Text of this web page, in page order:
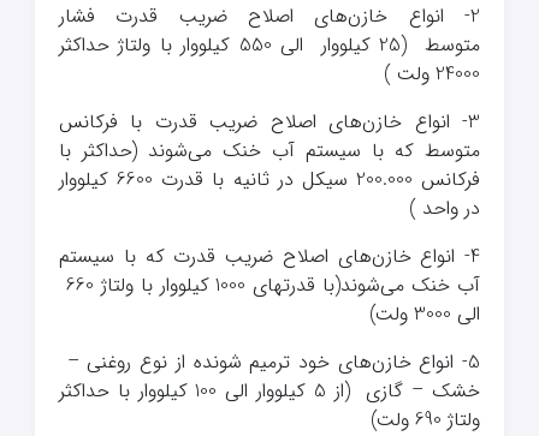
2- انواع خازن‌های اصلاح ضریب قدرت فشار
متوسط (25 کیلووار الی 550 کیلووار با ولتاژ حداکثر
24000 ولت )
3- انواع خازن‌های اصلاح ضریب قدرت با فرکانس
متوسط که با سیستم آب خنک می‌شوند (حداکثر با
فرکانس 200.000 سیکل در ثانیه با قدرت 6600 کیلووار
در واحد )
4- انواع خازن‌های اصلاح ضریب قدرت که با سیستم
الی 3000 ولت)
5- انواع خازن‌های خود ترمیم شونده از نوع روغنی –
خشک – گازی (از 5 کیلووار الی 100 کیلووار با حداکثر
ولتاژ 690 ولت)